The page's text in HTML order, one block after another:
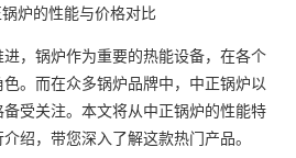
炉的性能与价格对比
，锅炉作为重要的热能设备，在各个
。而在众多锅炉品牌中，中正锅炉以
受关注。本文将从中正锅炉的性能特
绍，带您深入了解这款热门产品。